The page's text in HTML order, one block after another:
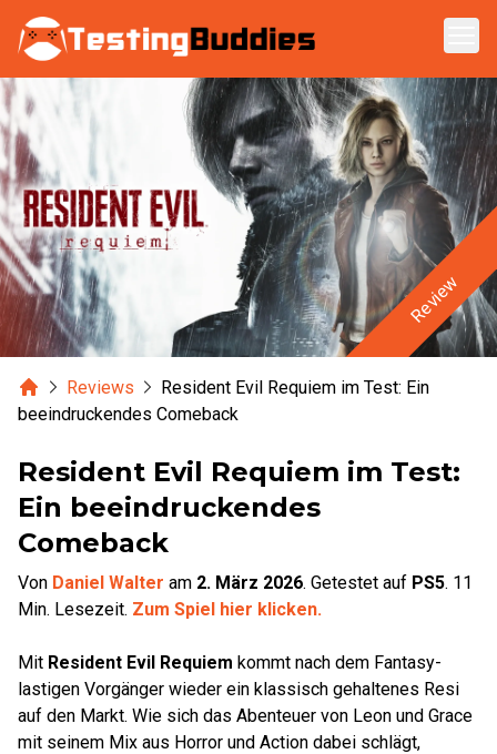
Zum Hauptinhalt springen
Review
HomeReviews
Resident Evil Requiem im Test: Ein
beeindruckendes Comeback
Resident Evil Requiem im Test:
Ein beeindruckendes
Comeback
Von Daniel Walter am 2. März 2026. Getestet auf PS5. 11
Min. Lesezeit. Zum Spiel hier klicken.
Mit Resident Evil Requiem kommt nach dem Fantasy-
lastigen Vorgänger wieder ein klassisch gehaltenes Resi
auf den Markt. Wie sich das Abenteuer von Leon und Grace
mit seinem Mix aus Horror und Action dabei schlägt,